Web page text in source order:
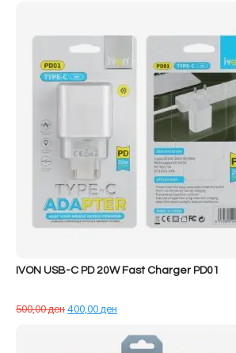
68.890,00 ден.
IVON USB-C PD 20W Fast Charger PD01
500,00денÇmimi
400,00ден
tanishëm
është: